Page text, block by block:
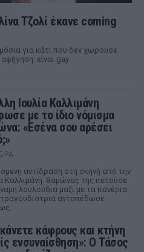
Τζολί έκανε coming
για κάτι που δεν χωρούσε
είναι gay
Ιουλία Καλλιμάνη
με το ίδιο νόμισμα
«Εσένα σου αρέσει
αντίδραση στη σκηνή από την
Καλλιμάνη: θαμώνας της πετούσε
λουλούδια μαζί με τα πανέρια
τραγουδίστρια ανταπέδωσε
κάφρους και κτήνη
ενσυναίσθηση»: Ο Τάσος